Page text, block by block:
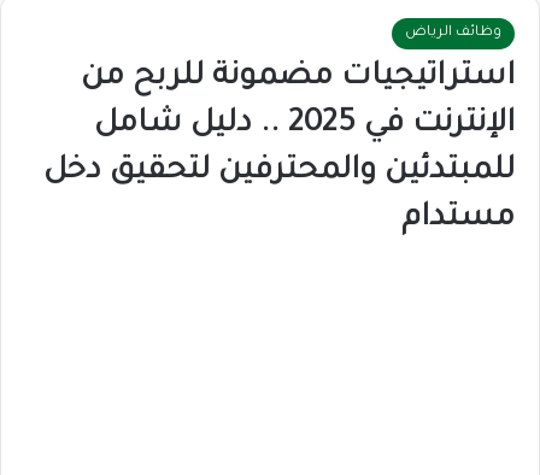
وظائف الرياض
استراتيجيات مضمونة للربح من
الإنترنت في 2025 .. دليل شامل
للمبتدئين والمحترفين لتحقيق دخل
مستدام